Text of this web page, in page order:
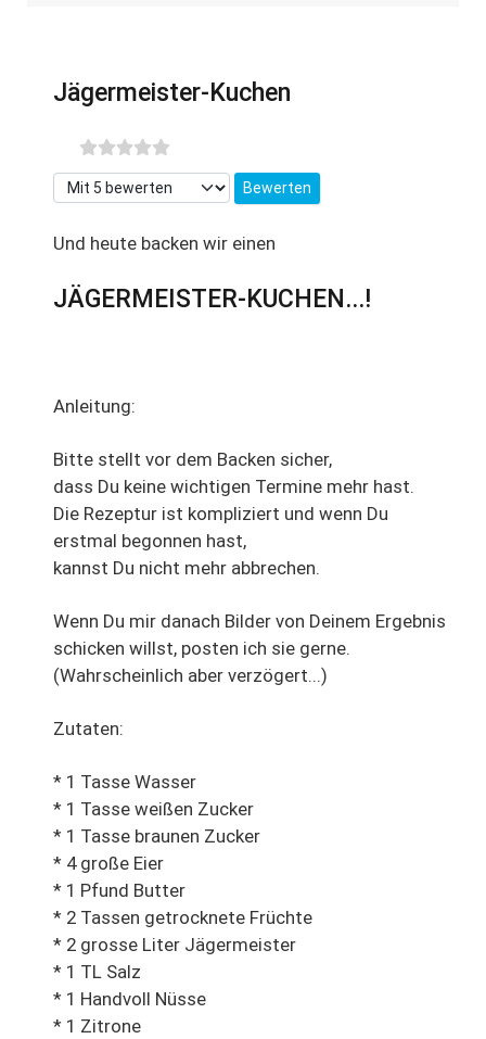
Jägermeister-Kuchen
Bitte bewerten
Und heute backen wir einen
JÄGERMEISTER-KUCHEN...!
Anleitung:
Bitte stellt vor dem Backen sicher,
dass Du keine wichtigen Termine mehr hast.
Die Rezeptur ist kompliziert und wenn Du
erstmal begonnen hast,
kannst Du nicht mehr abbrechen.
Wenn Du mir danach Bilder von Deinem Ergebnis
schicken willst, posten ich sie gerne.
(Wahrscheinlich aber verzögert...)
Zutaten:
* 1 Tasse Wasser
* 1 Tasse weißen Zucker
* 1 Tasse braunen Zucker
* 4 große Eier
* 1 Pfund Butter
* 2 Tassen getrocknete Früchte
* 2 grosse Liter Jägermeister
* 1 TL Salz
* 1 Handvoll Nüsse
* 1 Zitrone